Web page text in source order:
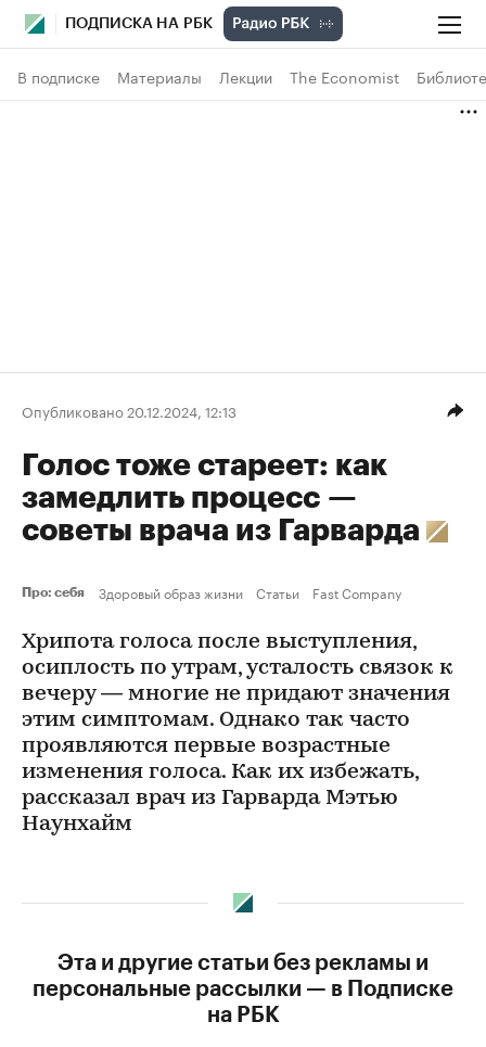
ПОДПИСКА НА РБК
В подписке Материалы Лекции The Economist
Опубликовано 20.12.2024, 12:13
Голос тоже стареет: как
замедлить процесс —
советы врача из Гарварда
Про: себя Здоровый образ жизни Статьи Fast Company
Хрипота голоса после выступления,
осиплость по утрам, усталость связок к
вечеру — многие не придают значения
этим симптомам. Однако так часто
проявляются первые возрастные
изменения голоса. Как их избежать,
рассказал врач из Гарварда Мэтью
Наунхайм
Эта и другие статьи без рекламы и
персональные рассылки — в Подписке
на РБК